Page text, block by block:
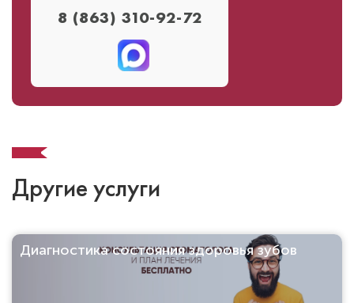
8 (863) 310-92-72
Другие услуги
Диагностика состояния здоровья зубов